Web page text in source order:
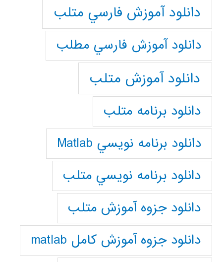
دانلود آموزش فارسي متلب
دانلود آموزش فارسي مطلب
دانلود آموزش متلب
دانلود برنامه متلب
دانلود برنامه نويسي Matlab
دانلود برنامه نويسي متلب
دانلود جزوه آموزش متلب
دانلود جزوه آموزش کامل matlab